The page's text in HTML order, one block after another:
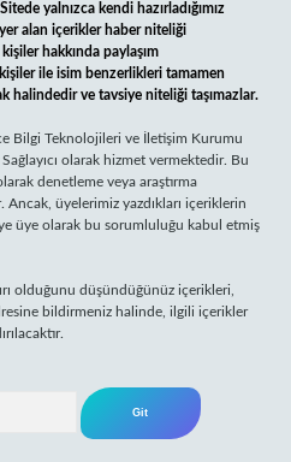
yalnızca kendi hazırladığımız
alan içerikler haber niteliği
hakkında paylaşım
ile isim benzerlikleri tamamen
halindedir ve tavsiye niteliği taşımazlar.
Bilgi Teknolojileri ve İletişim Kurumu
olarak hizmet vermektedir. Bu
denetleme veya araştırma
üyelerimiz yazdıkları içeriklerin
üye olarak bu sorumluluğu kabul etmiş
olduğunu düşündüğünüz içerikleri,
bildirmeniz halinde, ilgili içerikler